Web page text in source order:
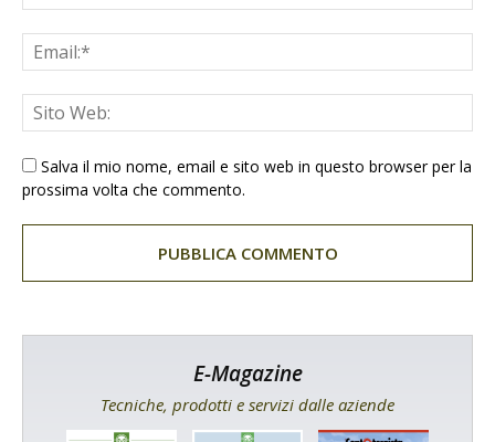
Salva il mio nome, email e sito web in questo browser per la
prossima volta che commento.
E-Magazine
Tecniche, prodotti e servizi dalle aziende